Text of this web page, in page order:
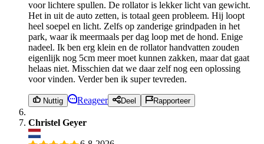
voor lichtere spullen. De rollator is lekker licht van gewicht.
Het in uit de auto zetten, is totaal geen probleem. Hij loopt
heel soepel en licht. Zelfs op zanderige grindpaden in het
park, waar ik meermaals per dag loop met de hond. Enige
nadeel. Ik ben erg klein en de rollator handvatten zouden
eigenlijk nog 5cm meer moet kunnen zakken, maar dat gaat
helaas niet. Misschien dat we daar zelf nog een oplossing
voor vinden. Verder ben ik super tevreden.
Nuttig Reageer Deel Rapporteer
Christel Geyer